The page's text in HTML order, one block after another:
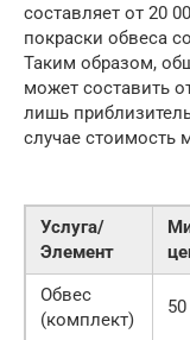
составляет от 20
покраски обвеса
Таким образом,
может составить
лишь
случае
Услуга/
Элемент
Обвес
(комплект)